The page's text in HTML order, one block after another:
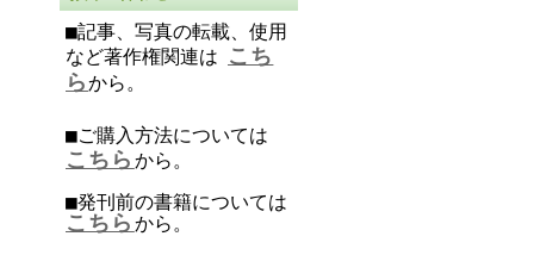
■記事、写真の転載、使用
など著作権関連は こち
らから。
■ご購入方法については
こちら から。
■発刊前の書籍については
こちら から。